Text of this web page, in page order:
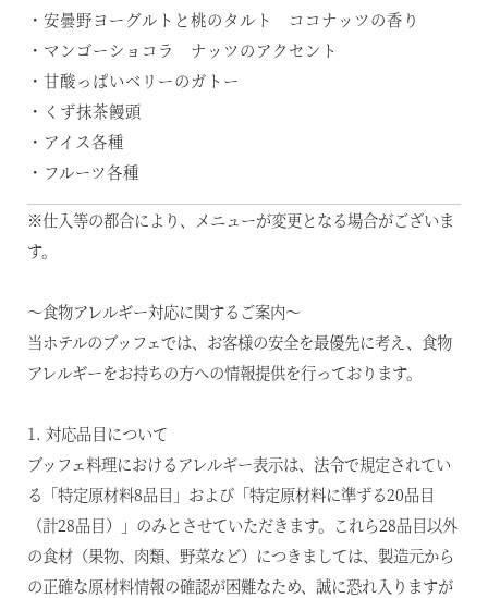
・安曇野ヨーグルトと桃のタルト ココナッツの香り
・マンゴーショコラ ナッツのアクセント
・甘酸っぱいベリーのガトー
・くず抹茶饅頭
・アイス各種
・フルーツ各種
※仕入等の都合により、メニューが変更となる場合がございま
す。
～食物アレルギー対応に関するご案内～
当ホテルのブッフェでは、お客様の安全を最優先に考え、食物
アレルギーをお持ちの方への情報提供を行っております。
1. 対応品目について
ブッフェ料理におけるアレルギー表示は、法令で規定されてい
る「特定原材料8品目」および「特定原材料に準ずる20品目
（計28品目）」のみとさせていただきます。これら28品目以外
の食材（果物、肉類、野菜など）につきましては、製造元から
の正確な原材料情報の確認が困難なため、誠に恐れ入りますが